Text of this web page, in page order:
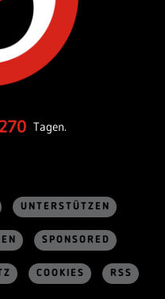
Tagen.
UNTERSTÜTZEN
SPONSORED
COOKIES RSS